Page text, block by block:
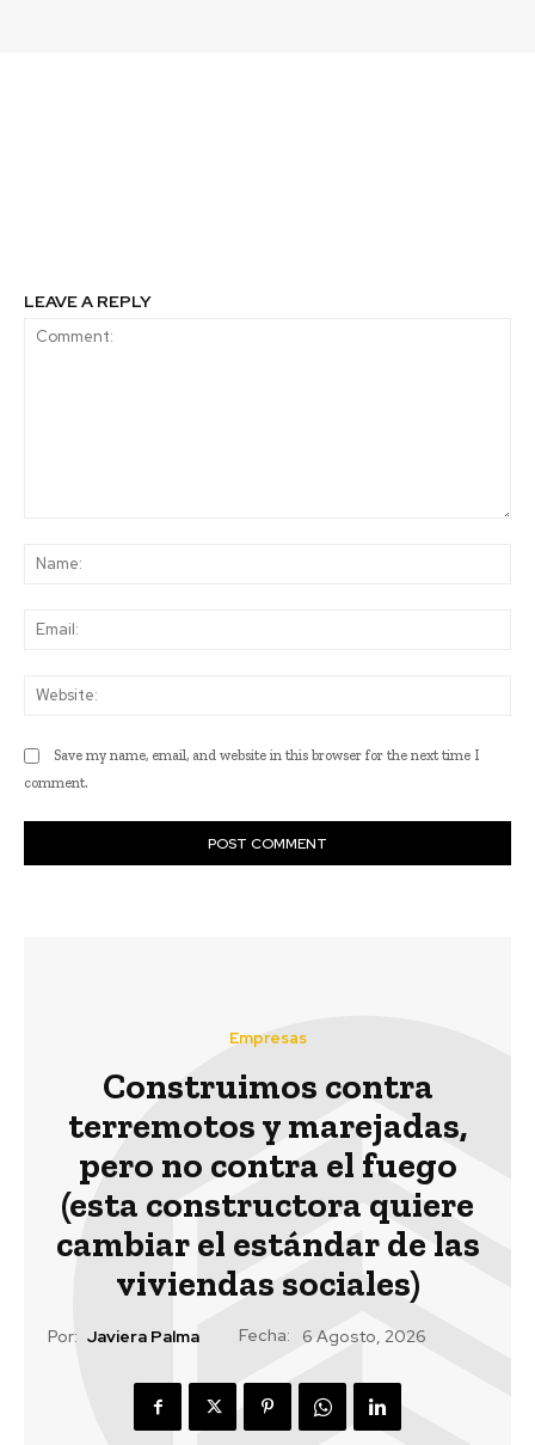
LEAVE A REPLY
Save my name, email, and website in this browser for the next time I
comment.